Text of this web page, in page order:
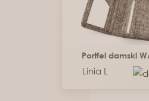
Portfel damski
Linia L